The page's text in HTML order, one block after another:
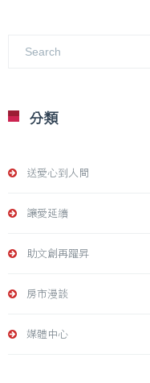
分類
送愛心到人間
讓愛延續
助文創再躍昇
房市漫談
媒體中心